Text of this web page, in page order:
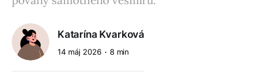
Katarína Kvarková
14 máj 2026 8 min